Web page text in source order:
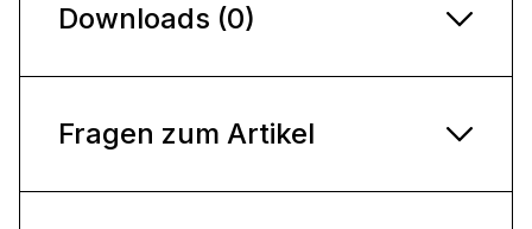
Downloads (0)
Fragen zum Artikel